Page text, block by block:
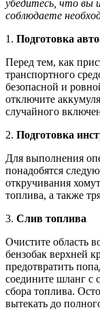
убедитесь, что вы
соблюдаете
1. Подготовка
Перед тем, как
транспортного
безопасной и
отключите
случайного
2. Подготовка
Для выполнения
понадобятся
откручивания
топлива, а также
3. Слив топлива
Очистите область
бензобак верхней
предотвратить
соедините шланг с
сбора топлива.
вытекать до